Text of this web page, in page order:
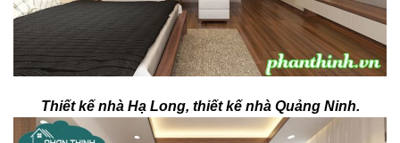
Thiết kế nhà Hạ Long, thiết kế nhà Quảng Ninh.